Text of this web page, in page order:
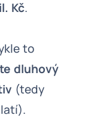
Kč.
to
dluhový
(tedy